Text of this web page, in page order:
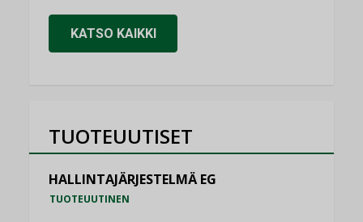
KATSO KAIKKI
TUOTEUUTISET
HALLINTAJÄRJESTELMÄ EG
TUOTEUUTINEN